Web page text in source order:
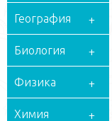
География
Биология
Физика
Химия